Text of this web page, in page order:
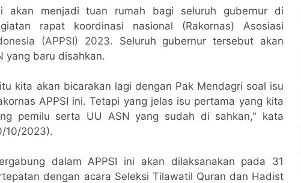
akan menjadi tuan rumah bagi seluruh gubernur di
rapat koordinasi nasional (Rakornas) Asosiasi
(APPSI) 2023. Seluruh gubernur tersebut akan
yang baru disahkan.
kita akan bicarakan lagi dengan Pak Mendagri soal isu
APPSI ini. Tetapi yang jelas isu pertama yang kita
pemilu serta UU ASN yang sudah di sahkan," kata
10/2023).
dalam APPSI ini akan dilaksanakan pada 31
dengan acara Seleksi Tilawatil Quran dan Hadist